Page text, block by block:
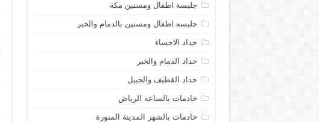
جليسة اطفال ومسنين مكة
جليسه اطفال ومسنين بالدمام والخبر
حداد الاحساء
حداد الدمام والخبر
حداد القطيف والجبيل
خادمات بالساعه الرياض
خادمات بالشهر المدينة المنورة